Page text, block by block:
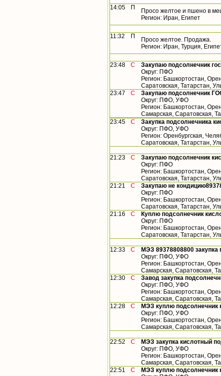
14:05 П
Просо желтое и пшено в
Регион: Иран, Египет
11:32 П
Просо желтое. Продажа.
Регион: Иран, Турция,
23:48 С
Закупаю подсолнечник
Округ: ПФО
Регион: Башкортостан,
Саратовская, Татарстан,
23:47
С
Закупаю подсолнечник
Округ: ПФО, УФО
Регион: Башкортостан,
Самарская, Саратовская,
23:45
С
Закупка подсолнечника
Округ: ПФО, УФО
Регион: Оренбургская,
Саратовская, Татарстан,
21:23 С
Закупаю подсолнечник
Округ: ПФО
Регион: Башкортостан,
Саратовская, Татарстан,
21:21
С
Закупаю не
Округ: ПФО
Регион: Башкортостан,
Саратовская, Татарстан,
21:16
С
Куплю подсолнечник
Округ: ПФО
Регион: Башкортостан,
Саратовская, Татарстан,
12:33 С
МЭЗ 89378808800
Округ: ПФО, УФО
Регион: Башкортостан,
Самарская, Саратовская,
12:30
С
Завод закупка
Округ: ПФО, УФО
Регион: Башкортостан,
Самарская, Саратовская,
12:28
С
МЭЗ куплю подсолнечник
Округ: ПФО, УФО
Регион: Башкортостан,
Самарская, Саратовская,
22:52 С
МЭЗ закупка кислотный
Округ: ПФО, УФО
Регион: Башкортостан,
Самарская, Саратовская,
22:51
С
МЭЗ куплю подсолнечник